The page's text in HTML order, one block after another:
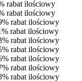
rabat ilościowy
rabat ilościowy
rabat ilościowy
rabat ilościowy
rabat ilościowy
rabat ilościowy
rabat ilościowy
rabat ilościowy
rabat ilościowy